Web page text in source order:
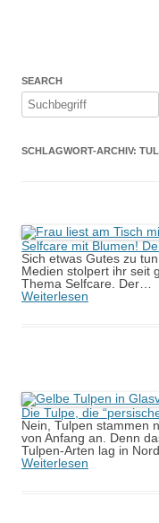
SEARCH
Suchen
nach:
SCHLAGWORT-ARCHIV:
Selfcare mit Blumen!
Sich etwas Gutes zu
Medien stolpert ihr seit
Thema Selfcare. Der…
Weiterlesen
Die Tulpe, die
Nein, Tulpen stammen
von Anfang an. Denn
Tulpen-Arten lag in
Weiterlesen